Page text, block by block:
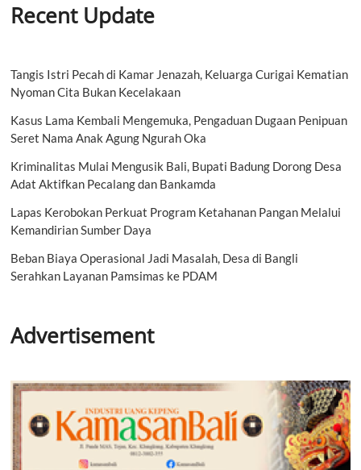
Recent Update
Tangis Istri Pecah di Kamar Jenazah, Keluarga Curigai Kematian
Nyoman Cita Bukan Kecelakaan
Kasus Lama Kembali Mengemuka, Pengaduan Dugaan Penipuan
Seret Nama Anak Agung Ngurah Oka
Kriminalitas Mulai Mengusik Bali, Bupati Badung Dorong Desa
Adat Aktifkan Pecalang dan Bankamda
Lapas Kerobokan Perkuat Program Ketahanan Pangan Melalui
Kemandirian Sumber Daya
Beban Biaya Operasional Jadi Masalah, Desa di Bangli
Serahkan Layanan Pamsimas ke PDAM
Advertisement